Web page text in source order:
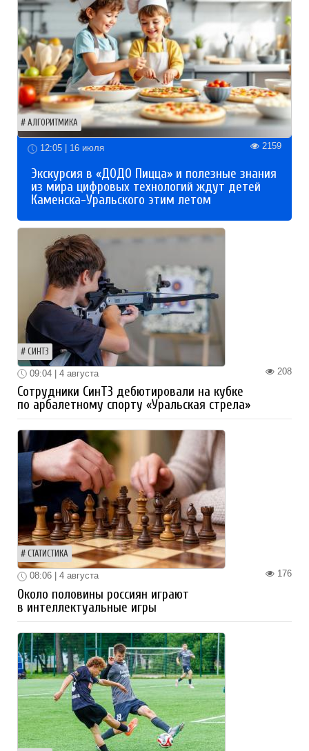
АЛГОРИТМИКА
12:05 | 16 июля 2159
Экскурсия в «ДОДО Пицца» и полезные знания
из мира цифровых технологий ждут детей
Каменска-Уральского этим летом
СИНТЗ
208
09:04 | 4 августа
Сотрудники СинТЗ дебютировали на кубке
по арбалетному спорту «Уральская стрела»
СТАТИСТИКА
176
08:06 | 4 августа
Около половины россиян играют
в интеллектуальные игры